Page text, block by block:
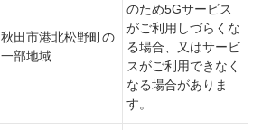
秋田市港北松野町の
一部地域
のため5Gサービス
がご利用しづらくな
る場合、又はサービ
スがご利用できなく
なる場合がありま
す。